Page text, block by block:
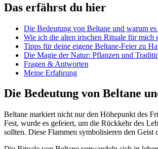
Das erfährst du hier
Die ⁤Bedeutung von Beltane und warum
Wie ich die⁣ alten irischen Rituale ‍für⁤ mich
Tipps für deine eigene​ Beltane-Feier zu
Die Magie der Natur: Pflanzen und
Fragen & Antworten
Meine ⁤Erfahrung
Die Bedeutung von Beltane‌
Beltane markiert nicht nur den Höhepunkt des
Fest, wurde es gefeiert, um die ​Rückkehr⁤ des
sollten. Diese Flammen symbolisieren den